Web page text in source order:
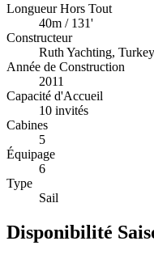
Longueur Hors Tout
40m / 131'
Constructeur
Ruth Yachting, Turkey
Année de Construction
2011
Capacité d'Accueil
10 invités
Cabines
5
Équipage
6
Type
Sail
Disponibilité